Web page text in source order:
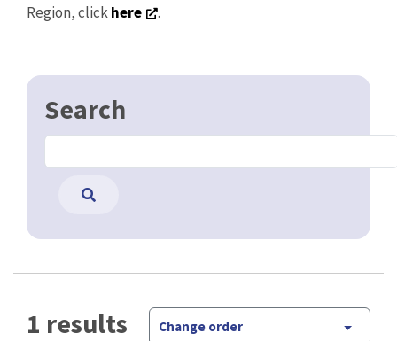
Region, clickhere .
Search
1 results Change order